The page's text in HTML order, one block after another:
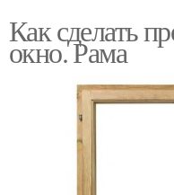
Как сделать
окно. Рама